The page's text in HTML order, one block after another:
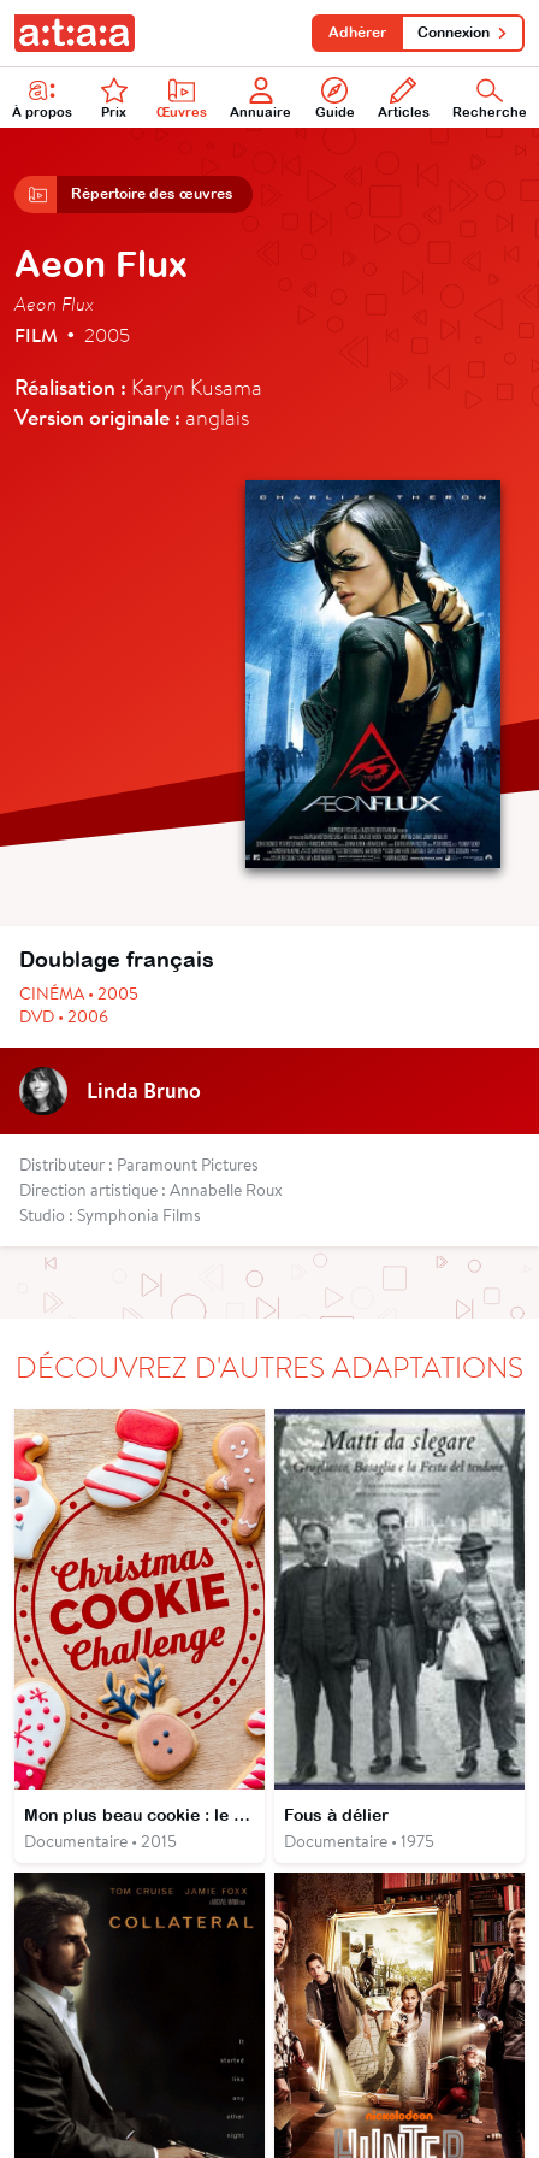
À propos Prix Œuvres Annuaire Guide Articles Recherche
Adhérer Connexion
Répertoire des œuvres
Aeon Flux
Aeon Flux
FILM • 2005
Réalisation : Karyn Kusama
Version originale : anglais
Doublage français
CINÉMA • 2005
DVD • 2006
Linda Bruno
Distributeur : Paramount Pictures
Direction artistique : Annabelle Roux
Studio : Symphonia Films
DÉCOUVREZ D'AUTRES ADAPTATIONS
Mon plus beau cookie : le défi de Noël
Documentaire • 2015
Fous à délier
Documentaire • 1975